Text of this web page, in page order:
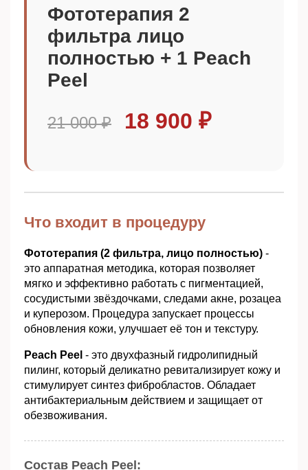
Фототерапия 2
фильтра лицо
полностью + 1 Peach
Peel
21 000 ₽ 18 900 ₽
Что входит в процедуру
Фототерапия (2 фильтра, лицо полностью) -
это аппаратная методика, которая позволяет
мягко и эффективно работать с пигментацией,
сосудистыми звёздочками, следами акне, розацеа
и куперозом. Процедура запускает процессы
обновления кожи, улучшает её тон и текстуру.
Peach Peel - это двухфазный гидролипидный
пилинг, который деликатно ревитализирует кожу и
стимулирует синтез фибробластов. Обладает
антибактериальным действием и защищает от
обезвоживания.
Состав Peach Peel: